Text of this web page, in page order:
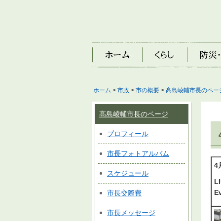
ホーム くらし 防災・安全
ホーム > 市政 > 市の概要 > 髙島崚輔市長のペー
髙島崚輔市長のページ
プロフィール
市長フォトアルバム
スケジュール
市長交際費
市長メッセージ
4